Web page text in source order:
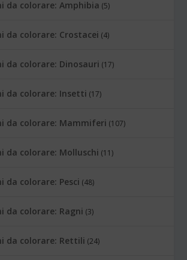
da colorare: Amphibia (5)
da colorare: Crostacei (4)
da colorare: Dinosauri (17)
da colorare: Insetti (17)
da colorare: Mammiferi (107)
da colorare: Molluschi (11)
da colorare: Pesci (48)
da colorare: Ragni (3)
da colorare: Rettili (24)